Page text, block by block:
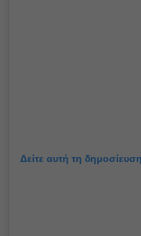
Δείτε αυτή τη